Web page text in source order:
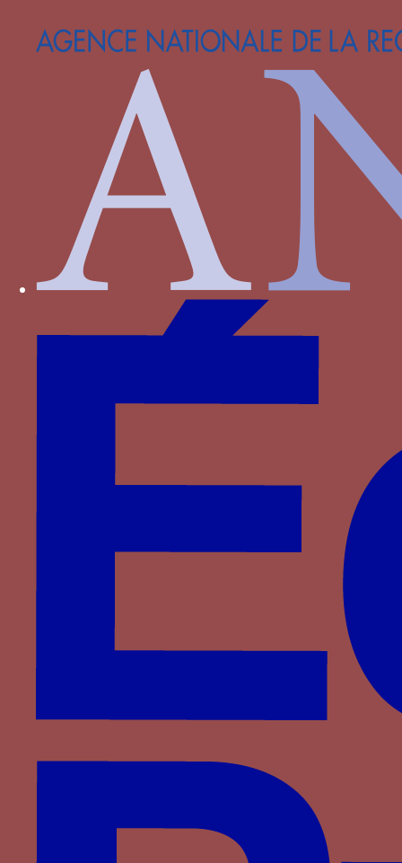
Meneses
Montasié
Montefeltro
Plantagenêt-Lancastre
Rucellai
Saligny
Saluces
Savoie
Savoisy
Strozzi
d'Anglure
Partenaires
>
Federico III da Montefeltro> Grue
Grue
une grue tenant sa pierre